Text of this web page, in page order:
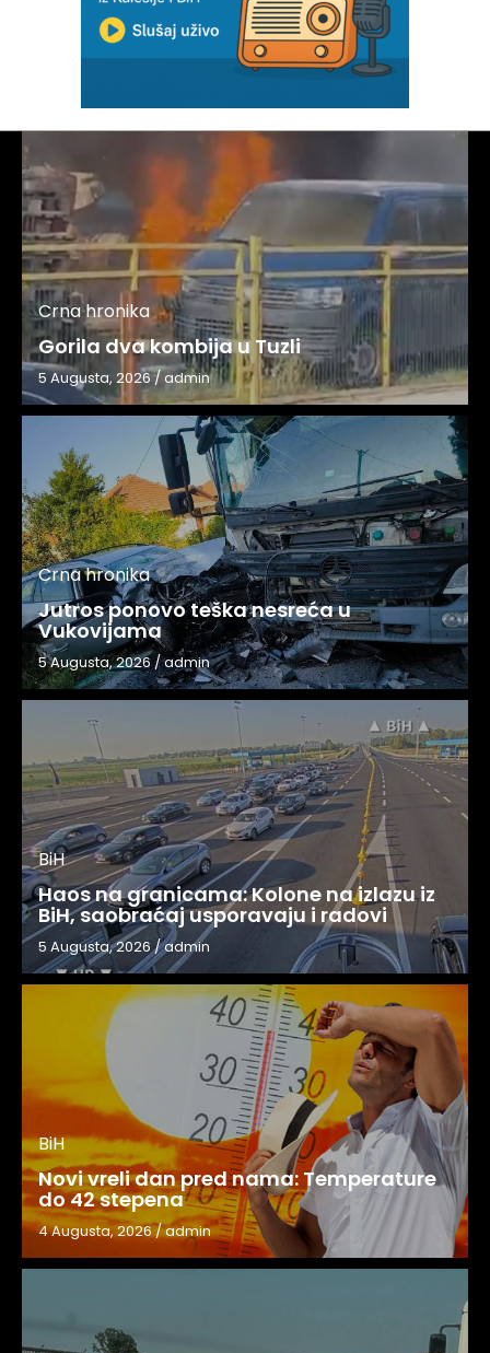
Crna hronika
Gorila dva kombija u Tuzli
5 Augusta, 2026/admin
Crna hronika
Jutros ponovo teška nesreća u
Vukovijama
5 Augusta, 2026/admin
BiH
Haos na granicama: Kolone na izlazu iz
BiH, saobraćaj usporavaju i radovi
5 Augusta, 2026/admin
BiH
Novi vreli dan pred nama: Temperature
do 42 stepena
4 Augusta, 2026/admin